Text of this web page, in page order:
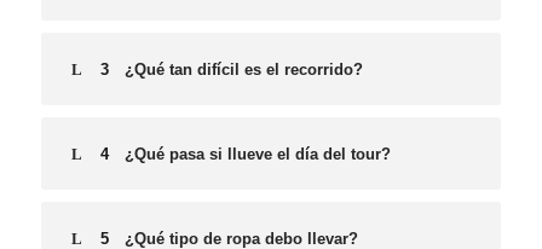
3 ¿Qué tan difícil es el recorrido?
4 ¿Qué pasa si llueve el día del tour?
5 ¿Qué tipo de ropa debo llevar?